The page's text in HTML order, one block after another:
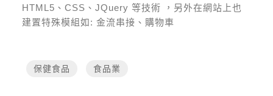
HTML5、CSS、JQuery 等技術
，另外在網站上也
建置特殊模組如:金流串接、購物車
保健食品 食品業